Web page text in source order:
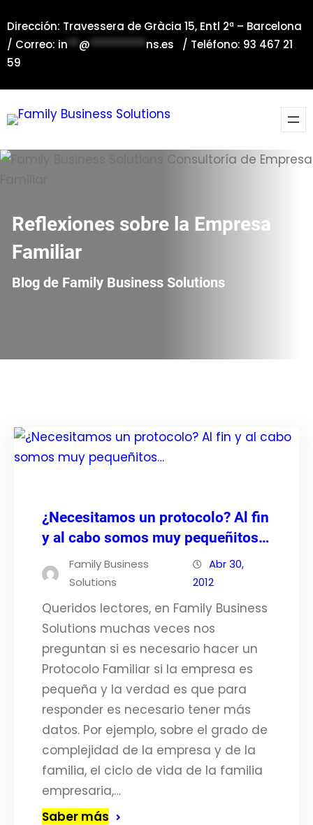
al
contenido
Dirección: Travessera de Gràcia 15, Entl 2ª – Barcelona
/ Correo: in**@**********ns.es / Teléfono: 93 467 21
59
Reflexiones sobre la Empresa
Familiar
Blog de Family Business Solutions
¿Necesitamos un protocolo? Al fin
y al cabo somos muy pequeñitos…
Family Business
Solutions
Abr 30,
2012
Queridos lectores, en Family Business
Solutions muchas veces nos
preguntan si es necesario hacer un
Protocolo Familiar si la empresa es
pequeña y la verdad es que para
responder es necesario tener más
datos. Por ejemplo, sobre el grado de
complejidad de la empresa y de la
familia, el ciclo de vida de la familia
empresaria,…
Saber más